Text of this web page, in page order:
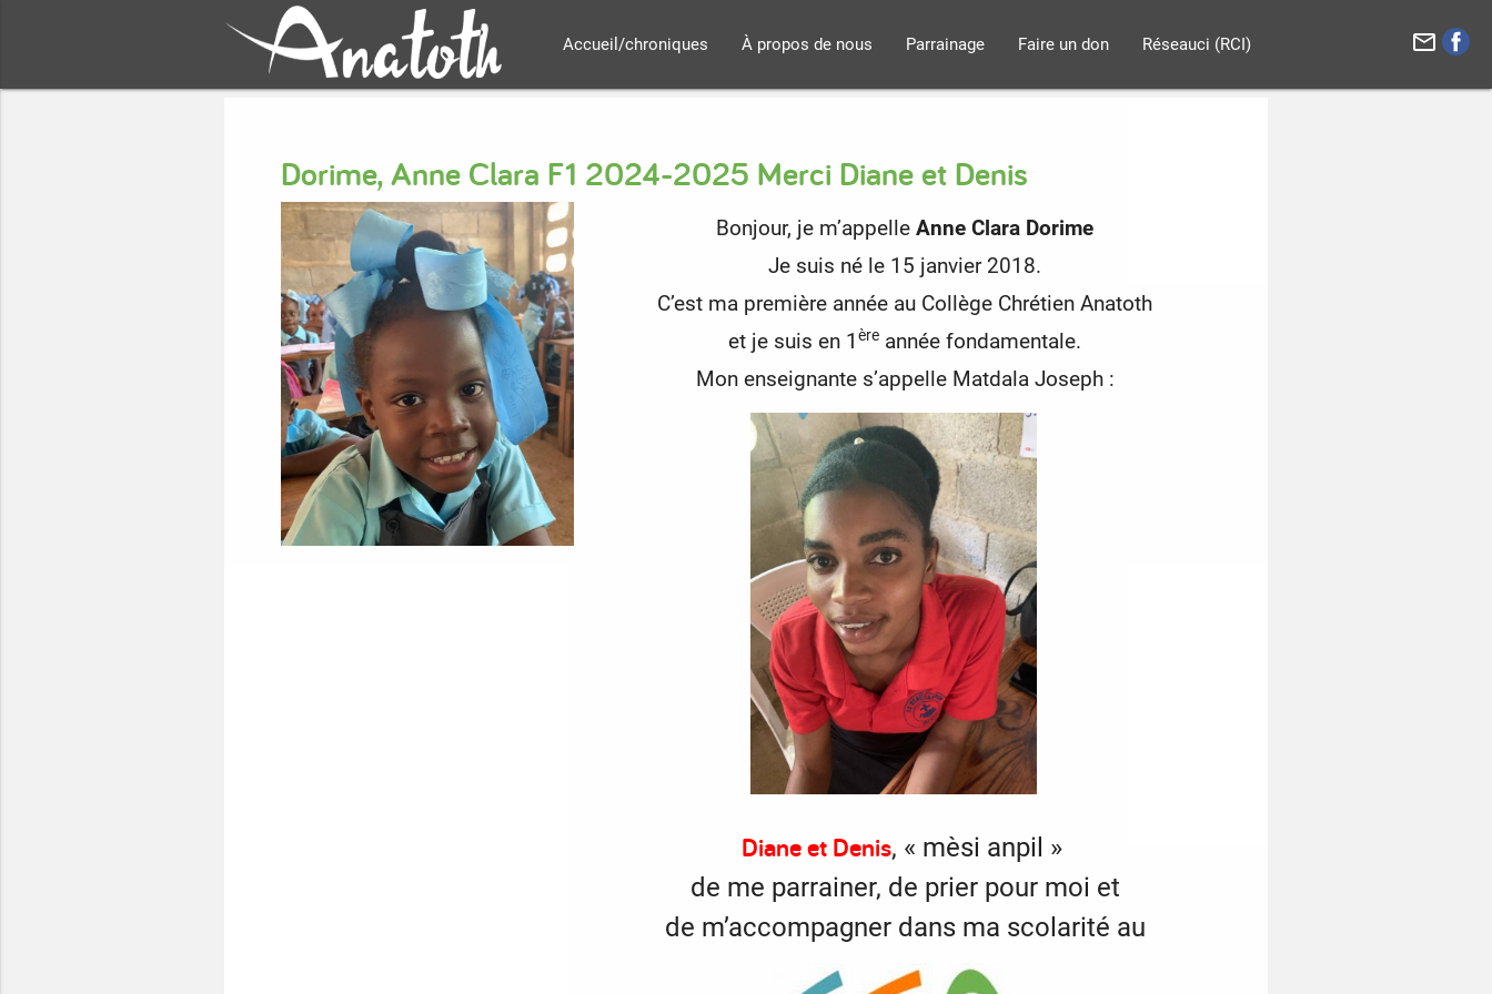
Accueil/chroniques À propos de nous Parrainage Faire un don Réseauci (RCI) mail_outline
Dorime, Anne Clara F1 2024-2025 Merci Diane et Denis
Bonjour, je m’appelleAnne Clara Dorime
Je suis né le 15 janvier 2018.
C’est ma première année au Collège Chrétien Anatoth
et je suis en 1ère année fondamentale.
Mon enseignante s’appelle Matdala Joseph :
Diane et Denis, « mèsi anpil »
de me parrainer, de prier pour moi et
de m’accompagner dans ma scolarité au